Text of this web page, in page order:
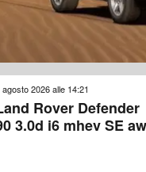
agosto 2026 alle 14:21
Rover Defender
3.0d i6 mhev SE